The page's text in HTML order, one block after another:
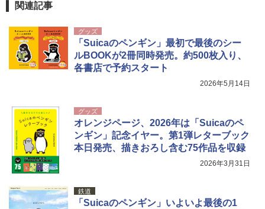
関連記事
グッズ
「Suicaのペンギン」最初で最後のシー
ルBOOKが2冊同時発売。約500枚入り、
各書店で予約スタート
2026年5月14日
グッズ
オレンジページ、2026年は「Suicaのペ
ンギン」記念イヤー。第1弾レターブック
本日発売、描きおろし含む75作品を収録
2026年3月31日
鉄道
「Suicaのペンギン」いよいよ最後の1